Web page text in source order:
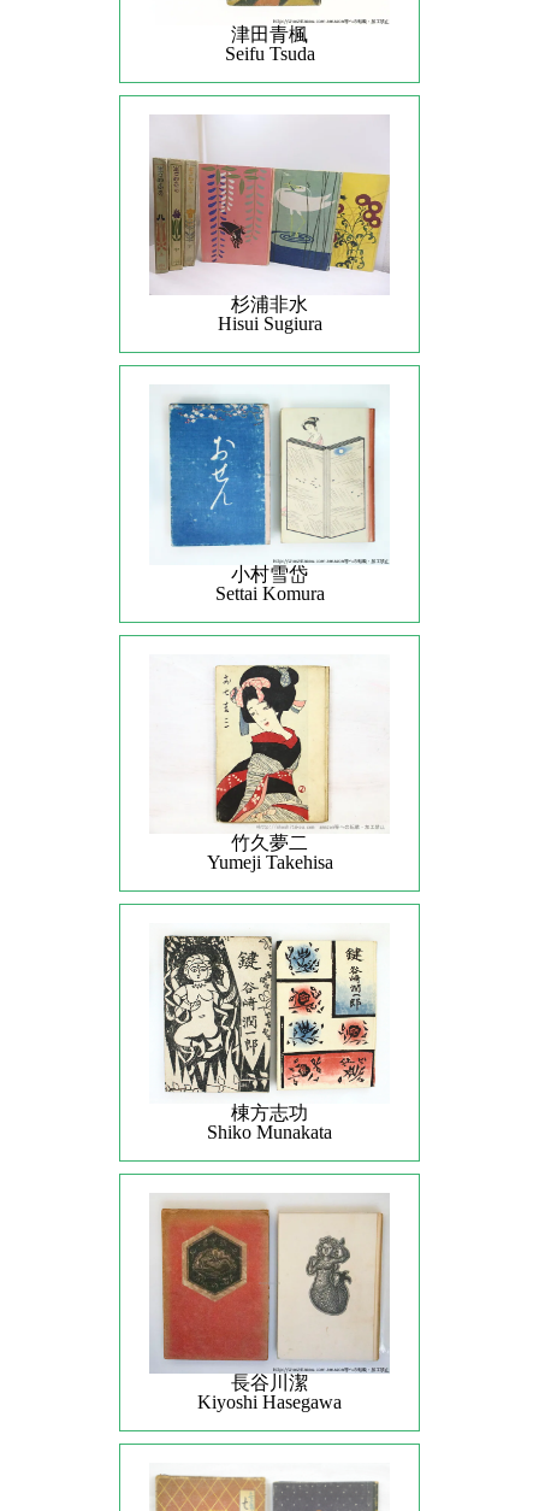
津田青楓
Seifu Tsuda
杉浦非水
Hisui Sugiura
小村雪岱
Settai Komura
竹久夢二
Yumeji Takehisa
棟方志功
Shiko Munakata
長谷川潔
Kiyoshi Hasegawa